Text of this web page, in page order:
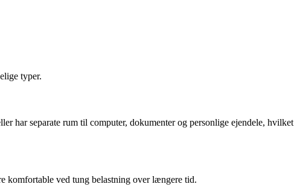
typer.
har separate rum til computer, dokumenter og personlige ejendele, hvilket
komfortable ved tung belastning over længere tid.